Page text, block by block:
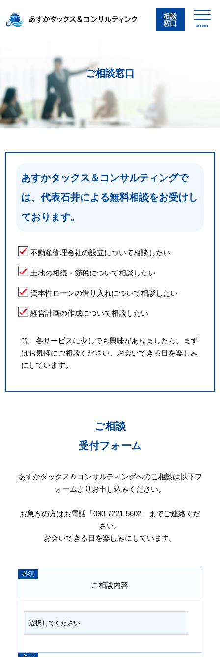
相談
窓口
MENU
ご相談窓口
あすかタックス＆コンサルティングで
は、代表石井による無料相談をお受けし
ております。
不動産管理会社の設立について相談したい
土地の相続・節税について相談したい
資本性ローンの借り入れについて相談したい
経営計画の作成について相談したい
等、各サービスに少しでも興味がありましたら、まず
はお気軽にご相談ください。お会いできる日を楽しみ
にしています。
ご相談
受付フォーム
あすかタックス＆コンサルティングへのご相談は以下フ
ォームよりお申し込みください。
お急ぎの方はお電話「090-7221-5602」までご連絡くだ
さい。
お会いできる日を楽しみにしています。
ご相談内容